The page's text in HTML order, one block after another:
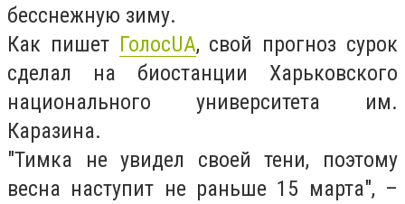
бесснежную зиму.
Как пишет ГолосUA, свой прогноз сурок
сделал на биостанции Харьковского
национального университета им.
Каразина.
"Тимка не увидел своей тени, поэтому
весна наступит не раньше 15 марта", –